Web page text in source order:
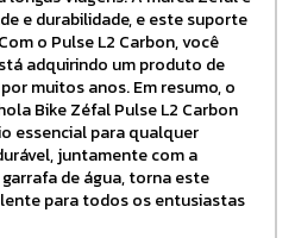
e durabilidade, e este suporte
o Pulse L2 Carbon, você
adquirindo um produto de
muitos anos. Em resumo, o
Bike Zéfal Pulse L2 Carbon
essencial para qualquer
juntamente com a
de água, torna este
para todos os entusiastas